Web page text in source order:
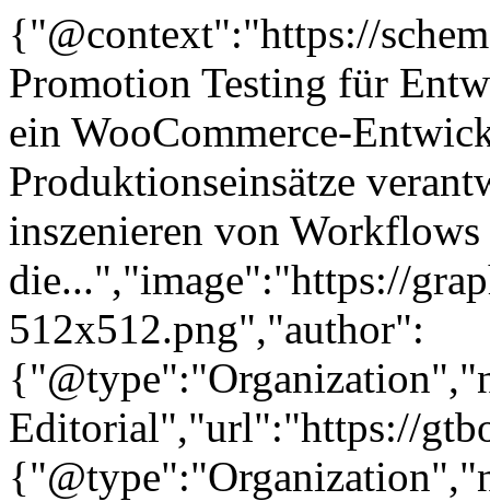
{"@context":"https://
Promotion Testing für
ein WooCommerce-
Produktionseinsätze
inszenieren von
die...","image":"https://
512x512.png","author":
Editorial","url":"https://